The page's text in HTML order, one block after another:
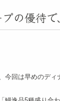
プの優待
今回は早めのディ